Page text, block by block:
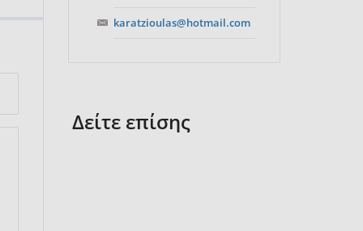
karatzioulas@hotmail.com
Δείτε επίσης